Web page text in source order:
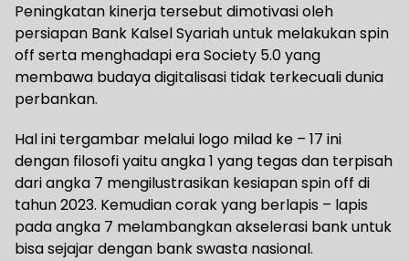
Peningkatan kinerja tersebut dimotivasi oleh
persiapan Bank Kalsel Syariah untuk melakukan spin
off serta menghadapi era Society 5.0 yang
membawa budaya digitalisasi tidak terkecuali dunia
perbankan.
Hal ini tergambar melalui logo milad ke – 17 ini
dengan filosofi yaitu angka 1 yang tegas dan terpisah
dari angka 7 mengilustrasikan kesiapan spin off di
tahun 2023. Kemudian corak yang berlapis – lapis
pada angka 7 melambangkan akselerasi bank untuk
bisa sejajar dengan bank swasta nasional.